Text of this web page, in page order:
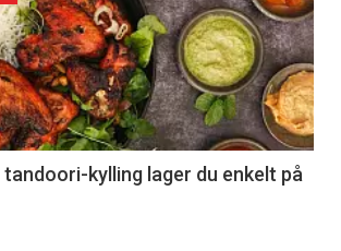
kylling lager du enkelt på